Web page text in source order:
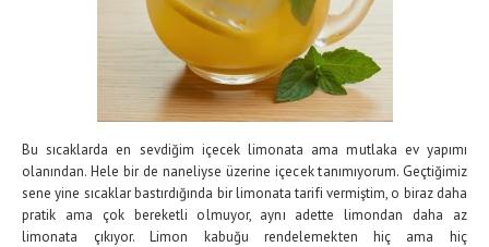
Bu sıcaklarda en sevdiğim içecek limonata ama mutlaka ev yapımı
olanından. Hele bir de naneliyse üzerine içecek tanımıyorum. Geçtiğimiz
sene yine sıcaklar bastırdığında bir limonata tarifi vermiştim, o biraz daha
pratik ama çok bereketli olmuyor, aynı adette limondan daha az
limonata çıkıyor. Limon kabuğu rendelemekten hiç ama hiç